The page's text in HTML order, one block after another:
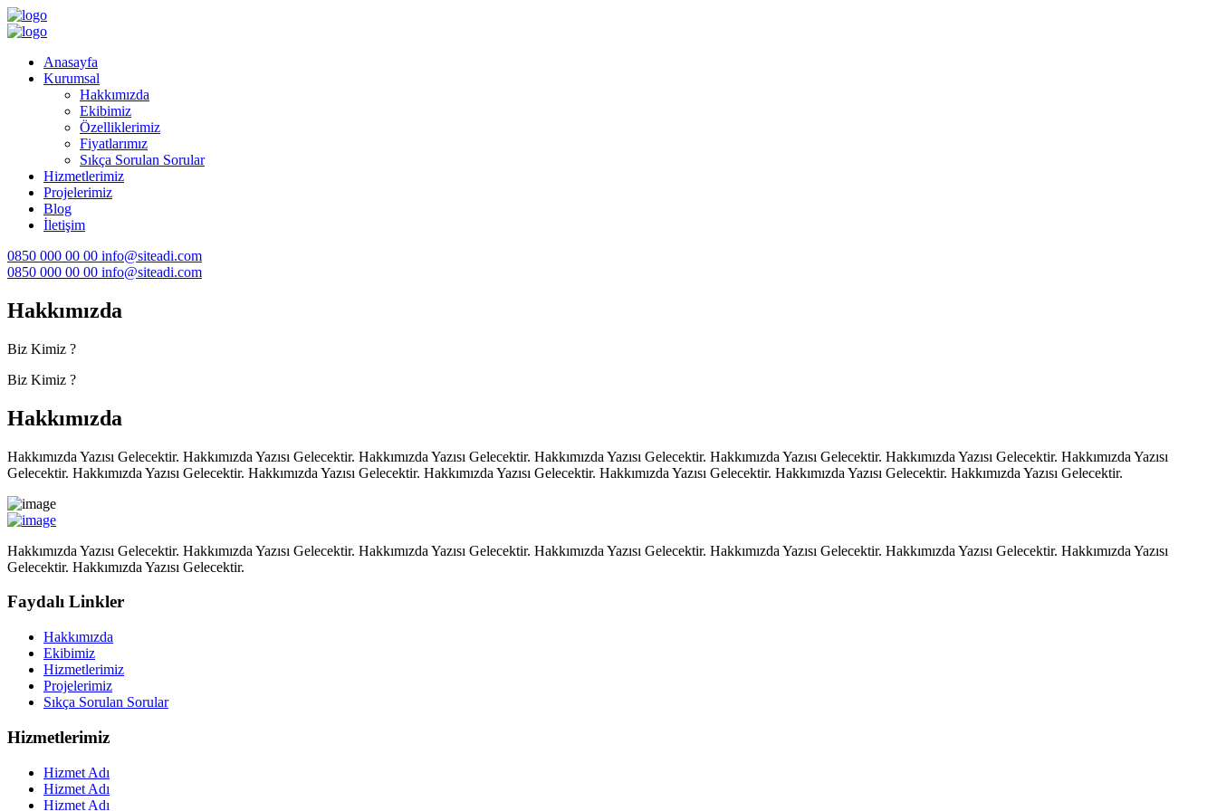
Anasayfa
Kurumsal
Hakkımızda
Ekibimiz
Özelliklerimiz
Fiyatlarımız
Sıkça Sorulan Sorular
Hizmetlerimiz
Projelerimiz
Blog
İletişim
0850 000 00 00 info@siteadi.com
0850 000 00 00 info@siteadi.com
Hakkımızda
Biz Kimiz ?
Biz Kimiz ?
Hakkımızda
Hakkımızda Yazısı Gelecektir. Hakkımızda Yazısı Gelecektir. Hakkımızda Yazısı Gelecektir. Hakkımızda Yazısı Gelecektir. Hakkımızda Yazısı Gelecektir. Hakkımızda Yazısı Gelecektir. Hakkımızda Yazısı
Gelecektir. Hakkımızda Yazısı Gelecektir. Hakkımızda Yazısı Gelecektir. Hakkımızda Yazısı Gelecektir. Hakkımızda Yazısı Gelecektir. Hakkımızda Yazısı Gelecektir. Hakkımızda Yazısı Gelecektir.
Hakkımızda Yazısı Gelecektir. Hakkımızda Yazısı Gelecektir. Hakkımızda Yazısı Gelecektir. Hakkımızda Yazısı Gelecektir. Hakkımızda Yazısı Gelecektir. Hakkımızda Yazısı Gelecektir. Hakkımızda Yazısı
Gelecektir. Hakkımızda Yazısı Gelecektir.
Faydalı Linkler
Hakkımızda
Ekibimiz
Hizmetlerimiz
Projelerimiz
Sıkça Sorulan Sorular
Hizmetlerimiz
Hizmet Adı
Hizmet Adı
Hizmet Adı